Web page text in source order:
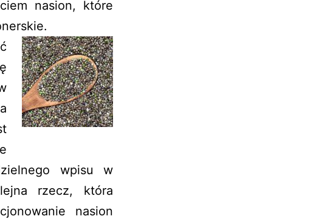
nasion, które
wpisu w
rzecz, która
nasion